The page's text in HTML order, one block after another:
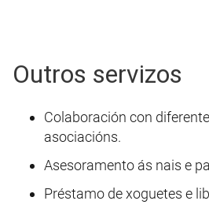
Outros servizos
Colaboración con
asociacións.
Asesoramento ás nais e
Préstamo de xoguetes e